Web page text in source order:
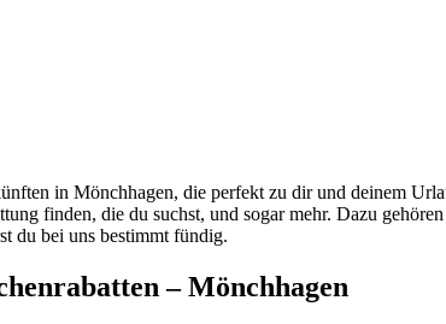
in Mönchhagen, die perfekt zu dir und deinem
finden, die du suchst, und sogar mehr. Dazu
du bei uns bestimmt fündig.
– Mönchhagen